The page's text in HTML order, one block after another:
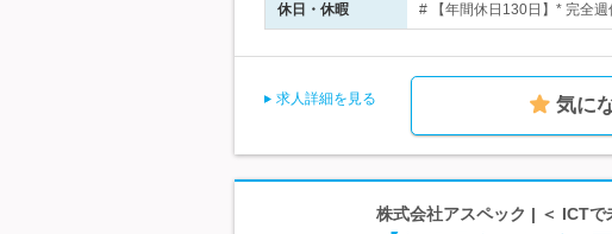
休日・休暇 # 【年間休日130日】* 完全
求人詳細を見る 気に
株式会社アスペック | ＜ ICT